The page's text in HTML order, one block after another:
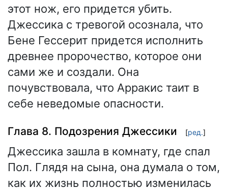
этот нож, его придется убить.
Джессика с тревогой осознала, что
Бене Гессерит придется исполнить
древнее пророчество, которое они
сами же и создали. Она
почувствовала, что Арракис таит в
себе неведомые опасности.
Глава 8. Подозрения Джессики [ред.]
Джессика зашла в комнату, где спал
Пол. Глядя на сына, она думала о том,
как их жизнь полностью изменилась